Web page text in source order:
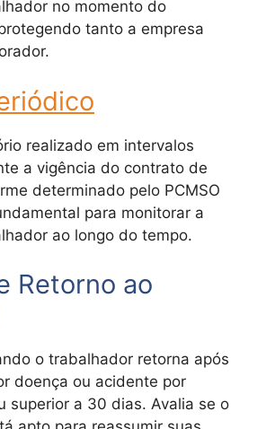
no momento do
tanto a empresa
realizado em intervalos
a vigência do contrato de
determinado pelo PCMSO
para monitorar a
ao longo do tempo.
Retorno ao
o trabalhador retorna após
doença ou acidente por
superior a 30 dias. Avalia se o